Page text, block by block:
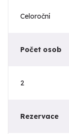
Celoroční
Počet osob
2
Rezervace